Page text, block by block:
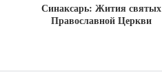
Синаксарь: Жития святых
Православной Церкви